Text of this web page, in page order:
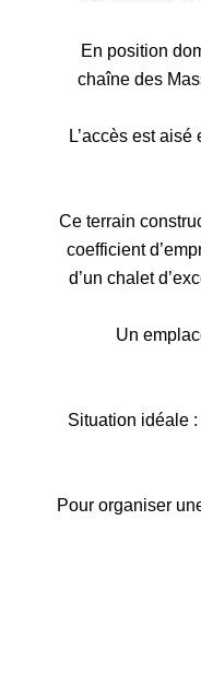
En position
chaîne des
L’accès est
Ce terrain
coefficient
d’un chalet
Un
Situation idéale
Pour organiser